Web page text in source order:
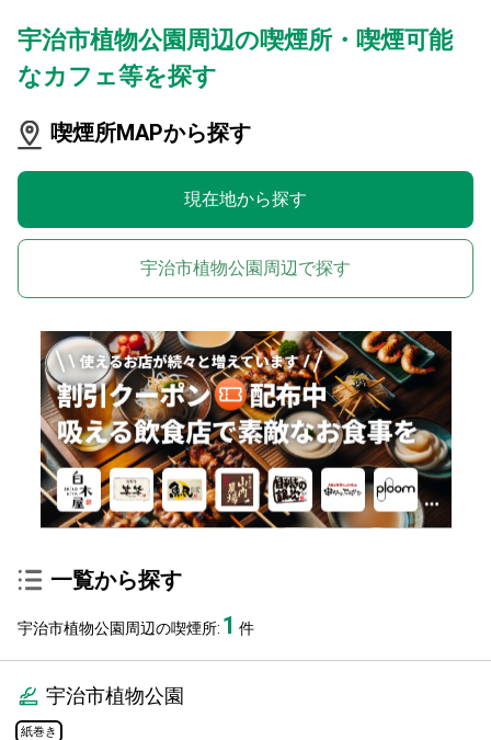
宇治市植物公園周辺の喫煙所・喫煙可能
なカフェ等を探す
喫煙所MAPから探す
現在地から探す
宇治市植物公園周辺で探す
一覧から探す
宇治市植物公園周辺の喫煙所: 1 件
宇治市植物公園
紙巻き